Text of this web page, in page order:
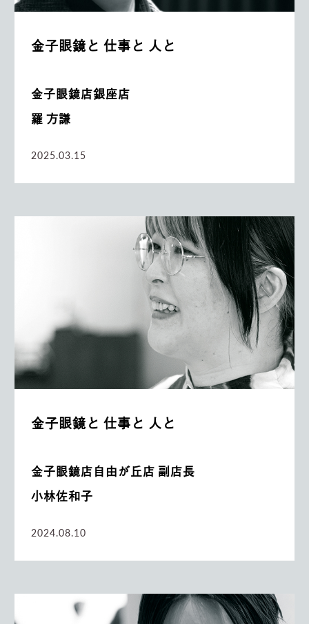
金子眼鏡と 仕事と 人と
金子眼鏡店銀座店
羅 方謙
2025.03.15
金子眼鏡と 仕事と 人と
金子眼鏡店自由が丘店 副店長
小林佐和子
2024.08.10